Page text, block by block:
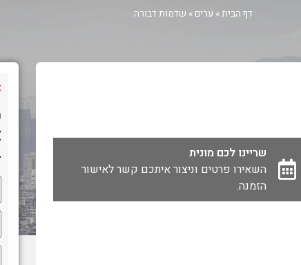
דף הבית» ערים » שדמות דבורה
שריינו לכם מונית
השאירו פרטים וניצור איתכם קשר לאישור
הזמנה.